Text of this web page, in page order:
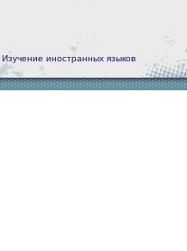
Изучение иностранных языков